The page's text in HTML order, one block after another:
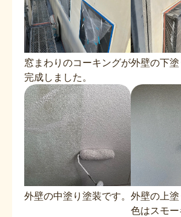
窓まわりのコーキングが
完成しました。
外壁の下塗
外壁の中塗り塗装です。 外壁の上塗
色はスモ